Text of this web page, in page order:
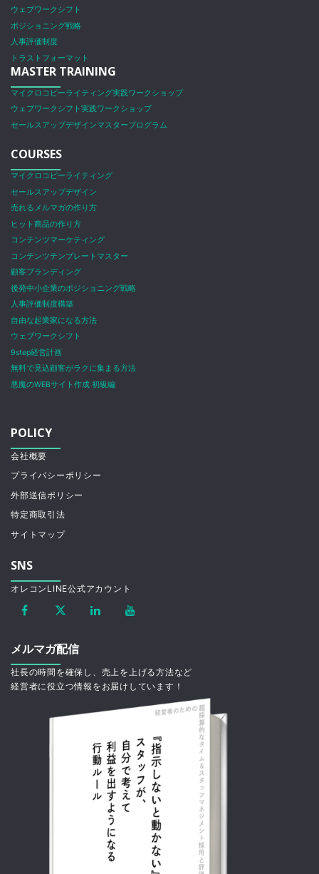
ウェブワークシフト
ポジショニング戦略
人事評価制度
トラストフォーマット
MASTER TRAINING
マイクロコピーライティング実践ワークショップ
ウェブワークシフト実践ワークショップ
セールスアップデザインマスタープログラム
COURSES
マイクロコピーライティング
セールスアップデザイン
売れるメルマガの作り方
ヒット商品の作り方
コンテンツマーケティング
コンテンツテンプレートマスター
顧客ブランディング
後発中小企業のポジショニング戦略
人事評価制度構築
自由な起業家になる方法
ウェブワークシフト
9step経営計画
無料で見込顧客がラクに集まる方法
悪魔のWEBサイト作成 初級編
POLICY
会社概要
プライバシーポリシー
外部送信ポリシー
特定商取引法
サイトマップ
SNS
オレコンLINE公式アカウント
メルマガ配信
社長の時間を確保し、売上を上げる方法など
経営者に役立つ情報をお届けしています！